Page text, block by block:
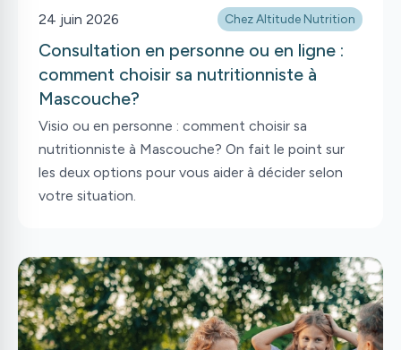
24 juin 2026 Chez Altitude Nutrition
Consultation en personne ou en ligne :
comment choisir sa nutritionniste à
Mascouche?
Visio ou en personne : comment choisir sa
nutritionniste à Mascouche? On fait le point sur
les deux options pour vous aider à décider selon
votre situation.